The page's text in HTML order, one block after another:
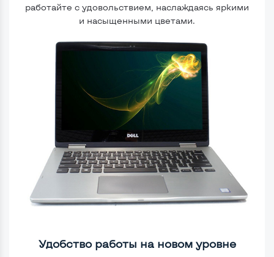
работайте с удовольствием, наслаждаясь яркими
и насыщенными цветами.
Удобство работы на новом уровне